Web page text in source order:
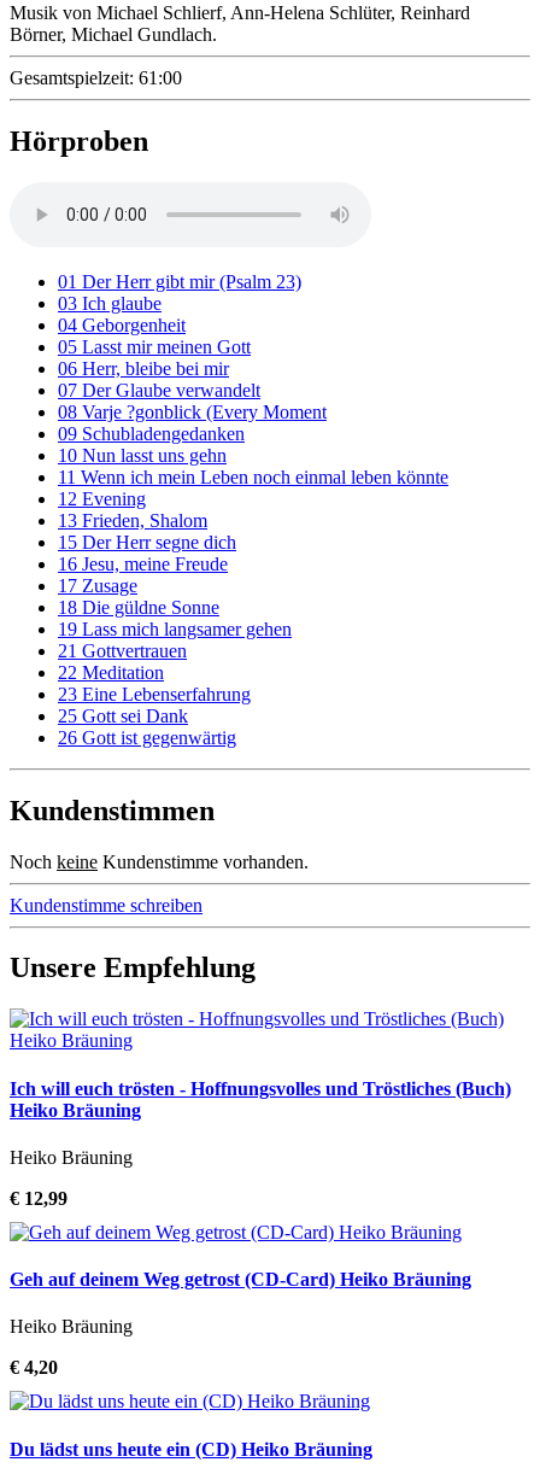
Musik von Michael Schlierf, Ann-Helena Schlüter, Reinhard
Börner, Michael Gundlach.
Gesamtspielzeit: 61:00
Hörproben
01 Der Herr gibt mir (Psalm 23)
03 Ich glaube
04 Geborgenheit
05 Lasst mir meinen Gott
06 Herr, bleibe bei mir
07 Der Glaube verwandelt
08 Varje ?gonblick (Every Moment
09 Schubladengedanken
10 Nun lasst uns gehn
11 Wenn ich mein Leben noch einmal leben könnte
12 Evening
13 Frieden, Shalom
15 Der Herr segne dich
16 Jesu, meine Freude
17 Zusage
18 Die güldne Sonne
19 Lass mich langsamer gehen
21 Gottvertrauen
22 Meditation
23 Eine Lebenserfahrung
25 Gott sei Dank
26 Gott ist gegenwärtig
Kundenstimmen
Noch keine Kundenstimme vorhanden.
Kundenstimme schreiben
Unsere Empfehlung
Ich will euch trösten - Hoffnungsvolles und Tröstliches (Buch)
Heiko Bräuning
Heiko Bräuning
€ 12,99
Geh auf deinem Weg getrost (CD-Card) Heiko Bräuning
Heiko Bräuning
€ 4,20
Du lädst uns heute ein (CD) Heiko Bräuning